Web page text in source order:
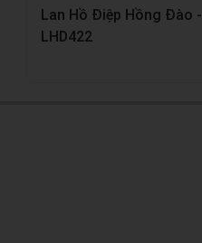
Lan Hồ Điệp Hồng Đào -
LHD422